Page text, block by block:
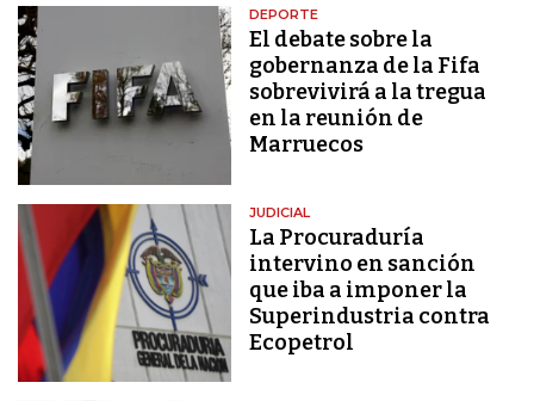
DEPORTE
El debate sobre la
gobernanza de la Fifa
sobrevivirá a la tregua
en la reunión de
Marruecos
JUDICIAL
La Procuraduría
intervino en sanción
que iba a imponer la
Superindustria contra
Ecopetrol